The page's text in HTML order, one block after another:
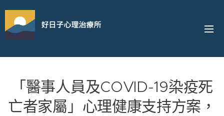
好日子心理治療所
「醫事人員及COVID-19染疫死
亡者家屬」心理健康支持方案，